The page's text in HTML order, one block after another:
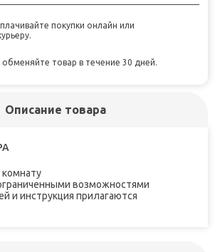
покупки онлайн или
обменяйте товар в течение 30 дней.
Описание товара
возможностями
и инструкция прилагаются